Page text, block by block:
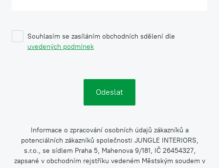
Souhlasím se zasíláním obchodních sdělení dle
uvedených podmínek
Informace o zpracování osobních údajů zákazníků a
potenciálních zákazníků společnosti JUNGLE INTERIORS,
s.r.o., se sídlem Praha 5, Mahenova 9/181, IČ 26454327,
zapsané v obchodním rejstříku vedeném Městským soudem v